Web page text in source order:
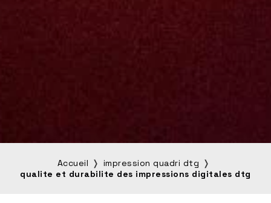
Accueil
impression quadri dtg
qualite et durabilite des impressions digitales dtg